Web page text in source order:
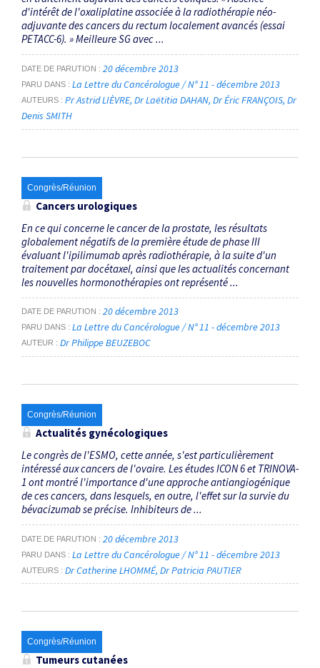
d'intérêt de l'oxaliplatine associée à la radiothérapie néo-
adjuvante des cancers du rectum localement avancés (essai
PETACC-6). » Meilleure SG avec ...
DATE DE PARUTION 20 décembre 2013
PARU DANS La Lettre du Cancérologue / N° 11 - décembre 2013
AUTEURS Pr Astrid LIÈVRE Dr Laëtitia DAHAN Dr Éric FRANÇOIS Dr
Denis SMITH
Congrès/Réunion
Cancers urologiques
En ce qui concerne le cancer de la prostate, les résultats
globalement négatifs de la première étude de phase III
évaluant l'ipilimumab après radiothérapie, à la suite d'un
traitement par docétaxel, ainsi que les actualités concernant
les nouvelles hormonothérapies ont représenté ...
DATE DE PARUTION 20 décembre 2013
PARU DANS La Lettre du Cancérologue / N° 11 - décembre 2013
AUTEUR Dr Philippe BEUZEBOC
Congrès/Réunion
Actualités gynécologiques
Le congrès de l'ESMO, cette année, s'est particulièrement
intéressé aux cancers de l'ovaire. Les études ICON 6 et TRINOVA-
1 ont montré l'importance d'une approche antiangiogénique
de ces cancers, dans lesquels, en outre, l'effet sur la survie du
bévacizumab se précise. Inhibiteurs de ...
DATE DE PARUTION 20 décembre 2013
PARU DANS La Lettre du Cancérologue / N° 11 - décembre 2013
AUTEURS Dr Catherine LHOMMÉ Dr Patricia PAUTIER
Congrès/Réunion
Tumeurs cutanées